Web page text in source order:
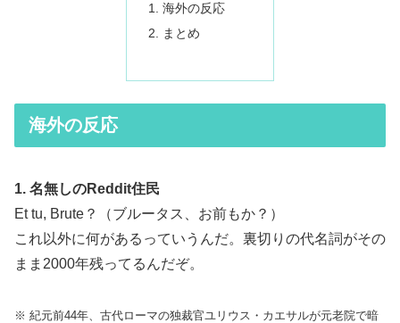
海外の反応
まとめ
海外の反応
1. 名無しのReddit住民
Et tu, Brute？（ブルータス、お前もか？）
これ以外に何があるっていうんだ。裏切りの代名詞がその
まま2000年残ってるんだぞ。
※ 紀元前44年、古代ローマの独裁官ユリウス・カエサルが元老院で暗